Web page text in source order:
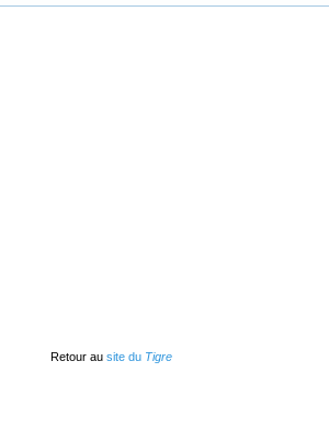
Retour au site du Tigre